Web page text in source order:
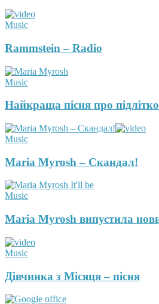
Music
Rammstein – Radio
Music
Найкраща пісня про
Music
Maria Myrosh – Скандал!
Music
Maria Myrosh випустила
Music
Дівчинка з Місяця – пісня